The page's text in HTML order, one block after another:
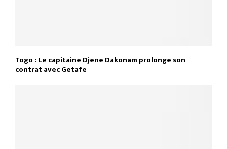
Togo : Le capitaine Djene Dakonam prolonge son
contrat avec Getafe